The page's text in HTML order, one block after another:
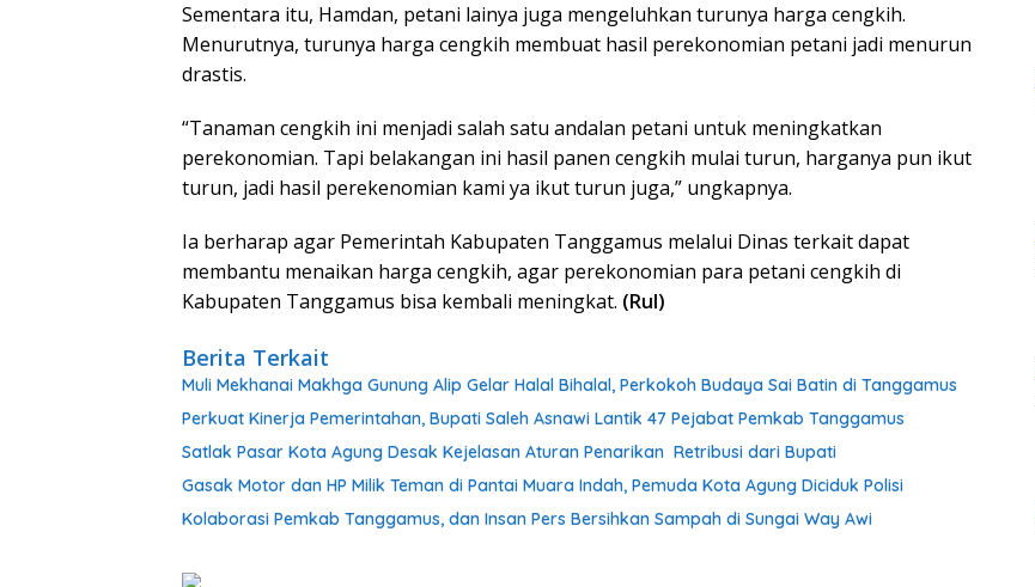
Sementara itu, Hamdan, petani lainya juga mengeluhkan turunya harga cengkih.
Menurutnya, turunya harga cengkih membuat hasil perekonomian petani jadi menurun
drastis.
“Tanaman cengkih ini menjadi salah satu andalan petani untuk meningkatkan
perekonomian. Tapi belakangan ini hasil panen cengkih mulai turun, harganya pun ikut
turun, jadi hasil perekenomian kami ya ikut turun juga,” ungkapnya.
Ia berharap agar Pemerintah Kabupaten Tanggamus melalui Dinas terkait dapat
membantu menaikan harga cengkih, agar perekonomian para petani cengkih di
Kabupaten Tanggamus bisa kembali meningkat. (Rul)
Berita Terkait
Muli Mekhanai Makhga Gunung Alip Gelar Halal Bihalal, Perkokoh Budaya Sai Batin di Tanggamus
Perkuat Kinerja Pemerintahan, Bupati Saleh Asnawi Lantik 47 Pejabat Pemkab Tanggamus
Satlak Pasar Kota Agung Desak Kejelasan Aturan Penarikan Retribusi dari Bupati
Gasak Motor dan HP Milik Teman di Pantai Muara Indah, Pemuda Kota Agung Diciduk Polisi
Kolaborasi Pemkab Tanggamus, dan Insan Pers Bersihkan Sampah di Sungai Way Awi